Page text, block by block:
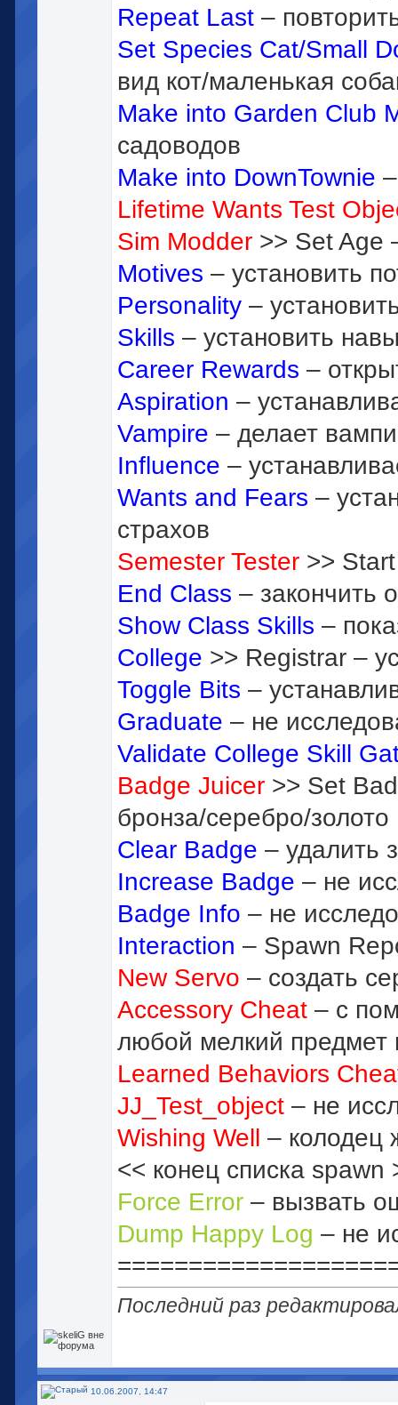
Repeat Last –
Set Species Cat/Small
вид кот/маленькая
Make into Garden Club
садоводов
Make into DownTownie
Lifetime Wants Test
Sim Modder >> Set Age
Motives – установить
Personality –
Skills – установить
Career Rewards –
Aspiration –
Vampire – делает
Influence –
Wants and Fears –
страхов
Semester Tester >>
End Class – закончить
Show Class Skills –
College >> Registrar –
Toggle Bits –
Graduate – не
Validate College Skill
Badge Juicer >> Set
бронза/серебро/золото
Clear Badge – удалить
Increase Badge – не
Badge Info – не
Interaction – Spawn
New Servo – создать
Accessory Cheat – с
любой мелкий
Learned Behaviors
JJ_Test_object – не
Wishing Well – колодец
<< конец списка spawn
Force Error – вызвать
Dump Happy Log – не
Последний раз
10.06.2007, 14:47